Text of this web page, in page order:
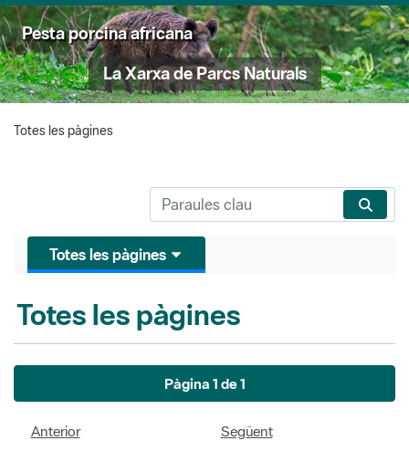
Pesta porcina africana
La Xarxa de Parcs Naturals
Totes les pàgines
Totes les pàgines
Totes les pàgines
Pàgina 1 de 1
Anterior Següent